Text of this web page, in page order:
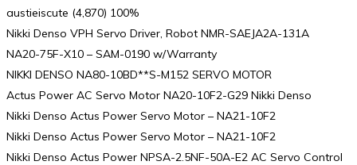
austieiscute (4,870) 100%
Nikki Denso VPH Servo Driver, Robot NMR-SAEJA2A-131A
NA20-75F-X10 – SAM-0190 w/Warranty
NIKKI DENSO NA80-10BD**S-M152 SERVO MOTOR
Actus Power AC Servo Motor NA20-10F2-G29 Nikki Denso
Nikki Denso Actus Power Servo Motor – NA21-10F2
Nikki Denso Actus Power Servo Motor – NA21-10F2
Nikki Denso Actus Power NPSA-2.5NF-50A-E2 AC Servo Control